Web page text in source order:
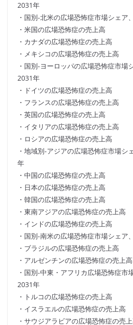
2031年
・国別-北米の広場恐怖症市場シェア
・米国の広場恐怖症の売上高
・カナダの広場恐怖症の売上高
・メキシコの広場恐怖症の売上高
・国別-ヨーロッパの広場恐怖症市場
2031年
・ドイツの広場恐怖症の売上高
・フランスの広場恐怖症の売上高
・英国の広場恐怖症の売上高
・イタリアの広場恐怖症の売上高
・ロシアの広場恐怖症の売上高
・地域別-アジアの広場恐怖症市場シ
年
・中国の広場恐怖症の売上高
・日本の広場恐怖症の売上高
・韓国の広場恐怖症の売上高
・東南アジアの広場恐怖症の売上高
・インドの広場恐怖症の売上高
・国別-南米の広場恐怖症市場シェア
・ブラジルの広場恐怖症の売上高
・アルゼンチンの広場恐怖症の売上高
・国別-中東・アフリカ広場恐怖症市
2031年
・トルコの広場恐怖症の売上高
・イスラエルの広場恐怖症の売上高
・サウジアラビアの広場恐怖症の売